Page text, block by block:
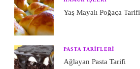
Yaş Mayalı Poğaça Tarifi
PASTA TARIFLERI
Ağlayan Pasta Tarifi